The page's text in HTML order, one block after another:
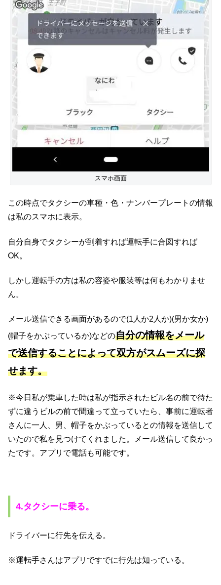
スマホ画面
この時点でタクシーの車種・色・ナンバープレートの情報
は私のスマホに表示。
自分自身でタクシーが到着すれば運転手に合図すれば
OK。
しかし運転手の方は私の容姿や服装等は何もわかりませ
ん。
メール送信できる画面があるので(1人か2人か)(男か女か)
(帽子をかぶっているか)などの自分の情報をメール
で送信することによって双方がスムーズに探
せます。
※今日私が乗車した時は私が指示されたビル名の前で待た
ずに違うビルの前で間違って立っていたら、事前に運転者
さんに一人、男、帽子をかぶっているとの情報を送信して
いたので私を見つけてくれました。メール送信して良かっ
たです。アプリで電話も可能です。
4.タクシーに乗る。
ドライバーに行先を伝える。
※運転手さんはアプリですでに行先は知っている。